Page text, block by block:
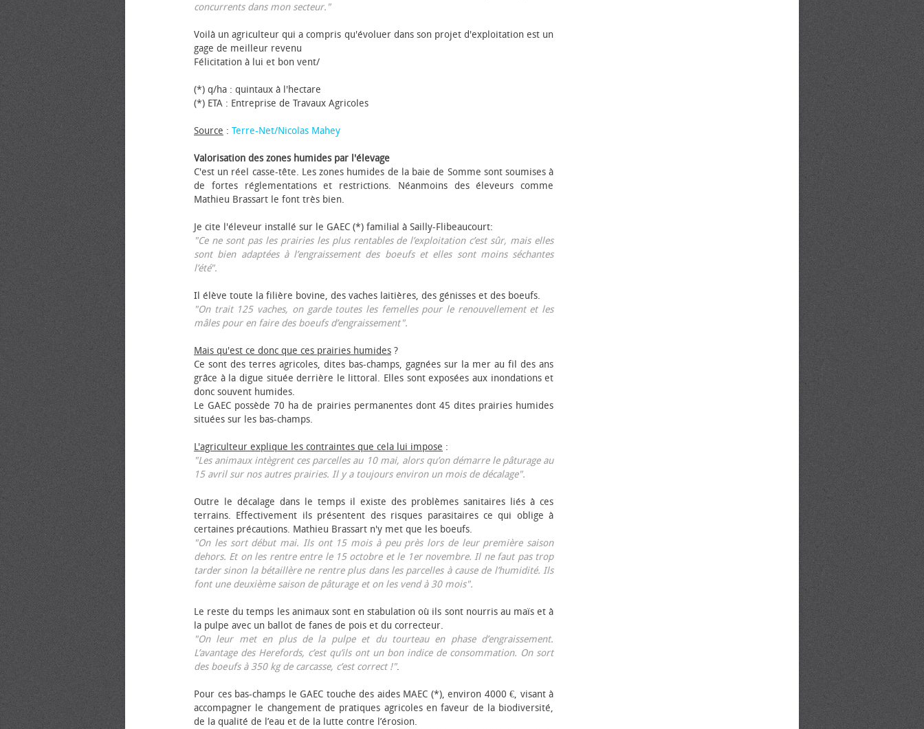
concurrents dans mon secteur."
Voilà un agriculteur qui a compris qu'évoluer dans son projet d'exploitation est un
gage de meilleur revenu
Félicitation à lui et bon vent/
(*) q/ha : quintaux à l'hectare
(*) ETA : Entreprise de Travaux Agricoles
Source : Terre-Net/Nicolas Mahey
Valorisation des zones humides par l'élevage
C'est un réel casse-tête. Les zones humides de la baie de Somme sont soumises à
de fortes réglementations et restrictions. Néanmoins des éleveurs comme
Mathieu Brassart le font très bien.
Je cite l'éleveur installé sur le GAEC (*) familial à Sailly-Flibeaucourt:
"Ce ne sont pas les prairies les plus rentables de l’exploitation c’est sûr, mais elles
sont bien adaptées à l’engraissement des bœufs et elles sont moins séchantes
l’été".
Il élève toute la filière bovine, des vaches laitières, des génisses et des bœufs.
"On trait 125 vaches, on garde toutes les femelles pour le renouvellement et les
mâles pour en faire des bœufs d’engraissement".
Mais qu'est ce donc que ces prairies humides ?
Ce sont des terres agricoles, dites bas-champs, gagnées sur la mer au fil des ans
grâce à la digue située derrière le littoral. Elles sont exposées aux inondations et
donc souvent humides.
Le GAEC possède 70 ha de prairies permanentes dont 45 dites prairies humides
situées sur les bas-champs.
L'agriculteur explique les contraintes que cela lui impose :
"Les animaux intègrent ces parcelles au 10 mai, alors qu’on démarre le pâturage au
15 avril sur nos autres prairies. Il y a toujours environ un mois de décalage".
Outre le décalage dans le temps il existe des problèmes sanitaires liés à ces
terrains. Effectivement ils présentent des risques parasitaires ce qui oblige à
certaines précautions. Mathieu Brassart n'y met que les bœufs.
"On les sort début mai. Ils ont 15 mois à peu près lors de leur première saison
dehors. Et on les rentre entre le 15 octobre et le 1er novembre. Il ne faut pas trop
tarder sinon la bétaillère ne rentre plus dans les parcelles à cause de l’humidité. Ils
font une deuxième saison de pâturage et on les vend à 30 mois".
Le reste du temps les animaux sont en stabulation où ils sont nourris au maïs et à
la pulpe avec un ballot de fanes de pois et du correcteur.
"On leur met en plus de la pulpe et du tourteau en phase d’engraissement.
L’avantage des Herefords, c’est qu’ils ont un bon indice de consommation. On sort
des bœufs à 350 kg de carcasse, c’est correct !".
Pour ces bas-champs le GAEC touche des aides MAEC (*), environ 4000 €, visant à
accompagner le changement de pratiques agricoles en faveur de la biodiversité,
de la qualité de l’eau et de la lutte contre l’érosion.